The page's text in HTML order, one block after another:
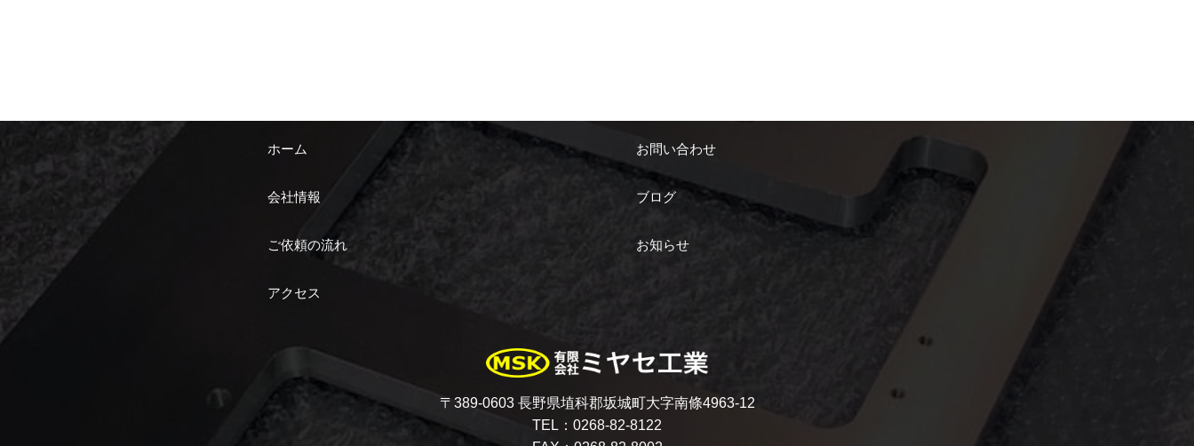
ホーム
会社情報
ご依頼の流れ
アクセス
お問い合わせ
ブログ
お知らせ
〒389-0603 長野県埴科郡坂城町大字南條4963-12
TEL：0268-82-8122